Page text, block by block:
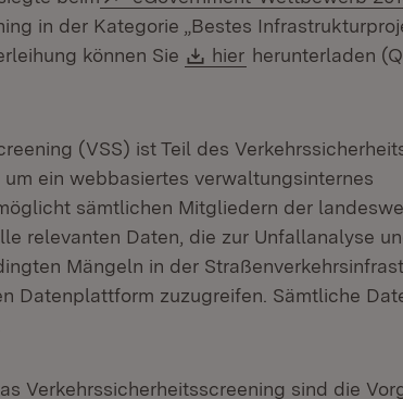
in der Kategorie „Bestes
können Sie
Download:
hier (Öffnet in neuem
herunterladen
(VSS) ist Teil des
ein webbasiertes verwaltungsinternes
sämtlichen Mitgliedern der
relevanten Daten, die zur Unfallanalyse
Mängeln in der
Datenplattform zuzugreifen. Sämtliche
Verkehrssicherheitsscreening sind die